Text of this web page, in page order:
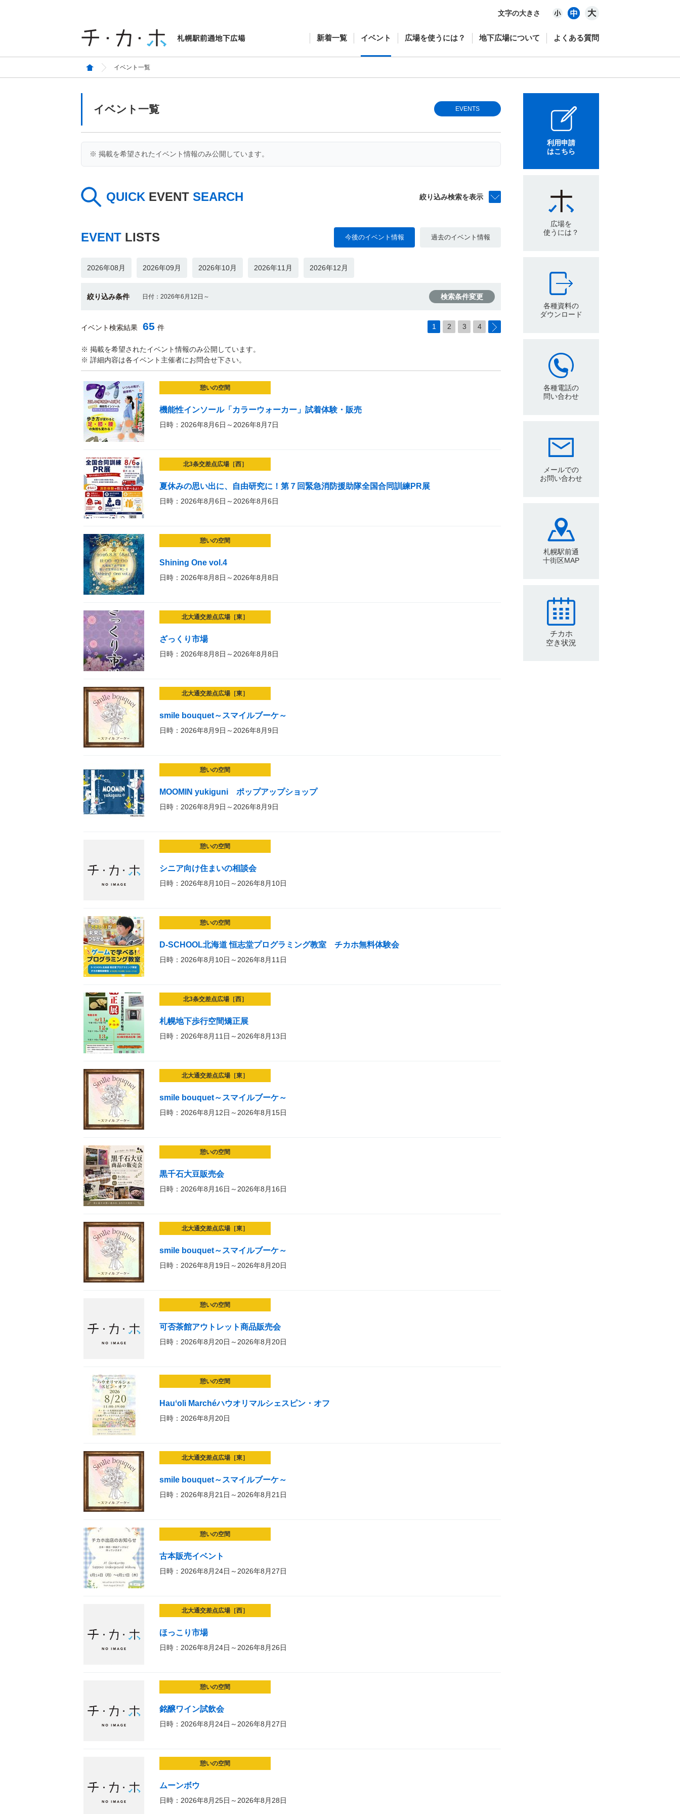
文字の大きさ
新着一覧 イベント 広場を使うには？ 地下広場について よくある質問
イベント一覧
イベント一覧 EVENTS
※ 掲載を希望されたイベント情報のみ公開しています。
QUICK EVENT SEARCH 絞り込み検索を表示
EVENT LISTS 今後のイベント情報 過去のイベント情報
2026年08月 2026年09月 2026年10月 2026年11月 2026年12月
絞り込み条件 日付：2026年6月12日～ 検索条件変更
イベント検索結果 65 件 1 2 3 4
※ 掲載を希望されたイベント情報のみ公開しています。
※ 詳細内容は各イベント主催者にお問合せ下さい。
憩いの空間
機能性インソール「カラーウォーカー」試着体験・販売
日時：2026年8月6日～2026年8月7日
北3条交差点広場［西］
夏休みの思い出に、自由研究に！第７回緊急消防援助隊全国合同訓練PR展
日時：2026年8月6日～2026年8月6日
憩いの空間
Shining One vol.4
日時：2026年8月8日～2026年8月8日
北大通交差点広場［東］
ざっくり市場
日時：2026年8月8日～2026年8月8日
北大通交差点広場［東］
smile bouquet～スマイルブーケ～
日時：2026年8月9日～2026年8月9日
憩いの空間
MOOMIN yukiguni ポップアップショップ
日時：2026年8月9日～2026年8月9日
憩いの空間
シニア向け住まいの相談会
日時：2026年8月10日～2026年8月10日
憩いの空間
D-SCHOOL北海道 恒志堂プログラミング教室 チカホ無料体験会
日時：2026年8月10日～2026年8月11日
北3条交差点広場［西］
札幌地下歩行空間矯正展
日時：2026年8月11日～2026年8月13日
北大通交差点広場［東］
smile bouquet～スマイルブーケ～
日時：2026年8月12日～2026年8月15日
憩いの空間
黒千石大豆販売会
日時：2026年8月16日～2026年8月16日
北大通交差点広場［東］
smile bouquet～スマイルブーケ～
日時：2026年8月19日～2026年8月20日
憩いの空間
可否茶館アウトレット商品販売会
日時：2026年8月20日～2026年8月20日
憩いの空間
Hauʻoli Marchéハウオリマルシェスピン・オフ
日時：2026年8月20日
北大通交差点広場［東］
smile bouquet～スマイルブーケ～
日時：2026年8月21日～2026年8月21日
憩いの空間
古本販売イベント
日時：2026年8月24日～2026年8月27日
北大通交差点広場［西］
ほっこり市場
日時：2026年8月24日～2026年8月26日
憩いの空間
銘醸ワイン試飲会
日時：2026年8月24日～2026年8月27日
憩いの空間
ムーンボウ
日時：2026年8月25日～2026年8月28日
利用申請
はこちら
広場を
使うには？
各種資料の
ダウンロード
各種電話の
問い合わせ
メールでの
お問い合わせ
札幌駅前通
十街区MAP
チカホ
空き状況